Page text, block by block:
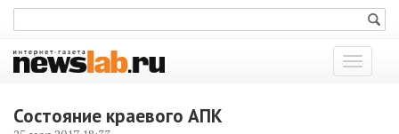
Показать
меню
Состояние краевого АПК